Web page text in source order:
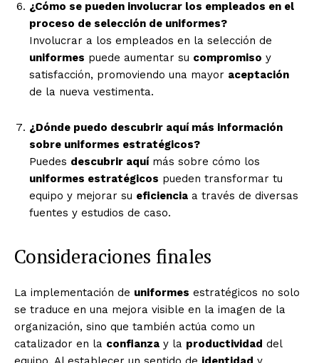
¿Cómo se pueden involucrar los empleados en el
proceso de selección de uniformes?
Involucrar a los empleados en la selección de
uniformes puede aumentar su compromiso y
satisfacción, promoviendo una mayor aceptación
de la nueva vestimenta.
¿Dónde puedo descubrir aquí más información
sobre uniformes estratégicos?
Puedes descubrir aquí más sobre cómo los
uniformes estratégicos pueden transformar tu
equipo y mejorar su eficiencia a través de diversas
fuentes y estudios de caso.
Consideraciones finales
La implementación de uniformes estratégicos no solo
se traduce en una mejora visible en la imagen de la
organización, sino que también actúa como un
catalizador en la confianza y la productividad del